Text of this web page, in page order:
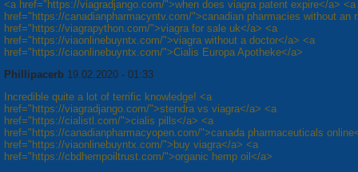
<a href="https://viagradjango.com/">when does viagra patent expire</a> <a
href="https://canadianpharmacyntv.com/">canadian pharmacies without an
href="https://viagrapython.com/">viagra for sale uk</a> <a
href="https://viaonlinebuyntx.com/">viagra without a doctor</a> <a
href="https://ciaonlinebuyntx.com/">Cialis Europa Apotheke</a>
Phillipacerb 19.02.2020 - 01:33
Incredible quite a lot of terrific knowledge! <a
href="https://viagradjango.com/">stendra vs viagra</a> <a
href="https://cialistl.com/">cialis pills</a> <a
href="https://canadianpharmacyopen.com/">canada pharmaceuticals
href="https://viaonlinebuyntx.com/">buy viagra</a> <a
href="https://cbdhempoiltrust.com/">organic hemp oil</a>